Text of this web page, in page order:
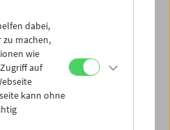
31.8.
1.9.
2.9.
dabei,
zu machen,
wie
auf
kann ohne